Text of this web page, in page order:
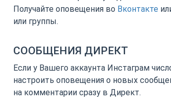
Получайте оповещения во Вконтакте
или группы.
СООБЩЕНИЯ ДИРЕКТ
Если у Вашего аккаунта Инстаграм
настроить оповещения о новых
на комментарии сразу в Директ.